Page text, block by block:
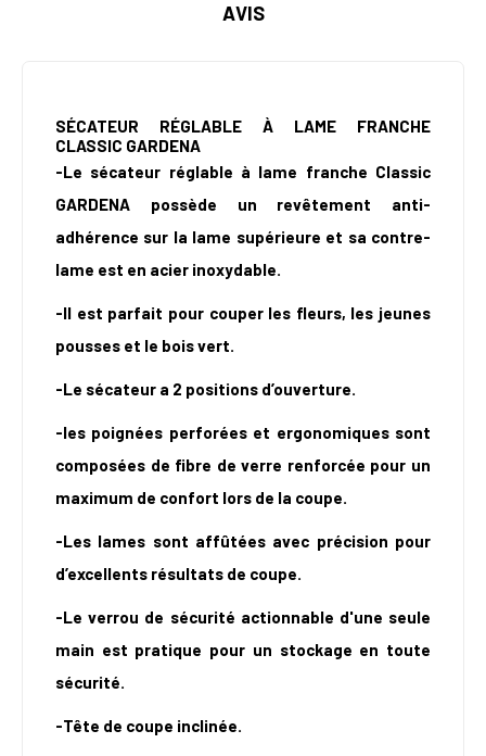
AVIS
SÉCATEUR RÉGLABLE À LAME FRANCHE
CLASSIC GARDENA
-Le sécateur réglable à lame franche Classic
GARDENA possède un revêtement anti-
adhérence sur la lame supérieure et sa contre-
lame est en acier inoxydable.
-Il est parfait pour couper les fleurs, les jeunes
pousses et le bois vert.
-Le sécateur a 2 positions d’ouverture.
-les poignées perforées et ergonomiques sont
composées de fibre de verre renforcée pour un
maximum de confort lors de la coupe.
-Les lames sont affûtées avec précision pour
d’excellents résultats de coupe.
-Le verrou de sécurité actionnable d'une seule
main est pratique pour un stockage en toute
sécurité.
-Tête de coupe inclinée.